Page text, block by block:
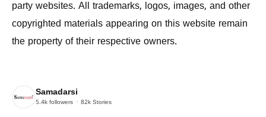
party websites. All trademarks, logos, images, and other
copyrighted materials appearing on this website remain
the property of their respective owners.
Samadarsi
5.4k followers 82k Stories